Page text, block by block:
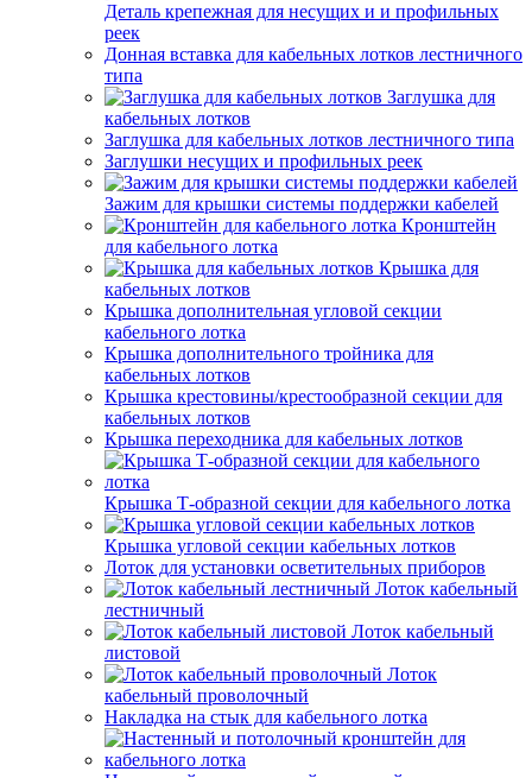
Деталь крепежная для несущих и и профильных
реек
Донная вставка для кабельных лотков лестничного
типа
Заглушка для
кабельных лотков
Заглушка для кабельных лотков лестничного типа
Заглушки несущих и профильных реек
Зажим для крышки системы поддержки кабелей
Кронштейн
для кабельного лотка
Крышка для
кабельных лотков
Крышка дополнительная угловой секции
кабельного лотка
Крышка дополнительного тройника для
кабельных лотков
Крышка крестовины/крестообразной секции для
кабельных лотков
Крышка переходника для кабельных лотков
Крышка Т-образной секции для кабельного лотка
Крышка угловой секции кабельных лотков
Лоток для установки осветительных приборов
Лоток кабельный
лестничный
Лоток кабельный
листовой
Лоток
кабельный проволочный
Накладка на стык для кабельного лотка